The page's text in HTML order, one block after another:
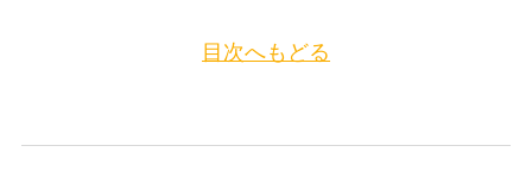
目次へもどる